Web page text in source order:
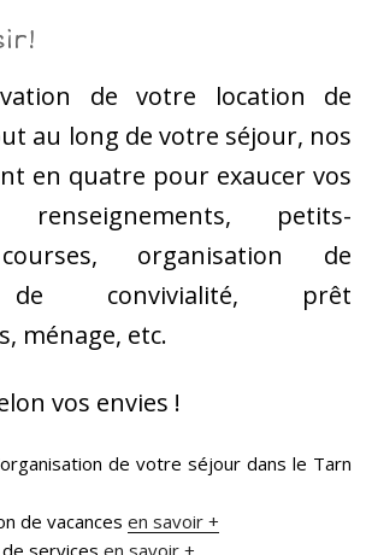
de votre location de
au long de votre séjour, nos
en quatre pour exaucer vos
petits-
organisation de
de convivialité, prêt
ménage, etc.
vos envies !
de votre séjour dans le Tarn
de vacances en savoir +